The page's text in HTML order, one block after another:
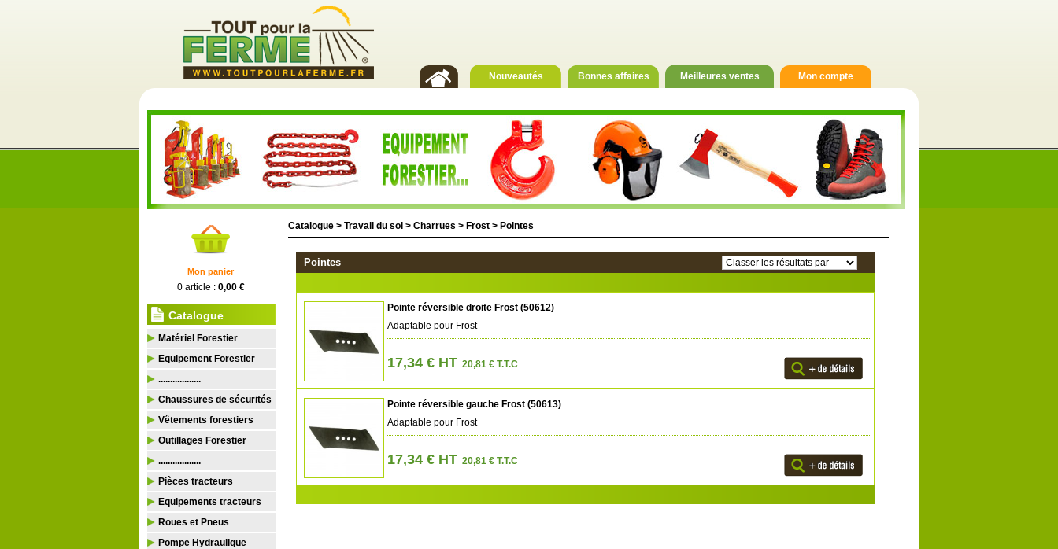
Nouveautés Bonnes affaires Meilleures ventes Mon compte
Mon panier
0 article : 0,00 €
Catalogue
Matériel Forestier
Equipement Forestier
..................
Chaussures de sécurités
Vêtements forestiers
Outillages Forestier
..................
Pièces tracteurs
Equipements tracteurs
Roues et Pneus
Pompe Hydraulique
Catalogue > Travail du sol > Charrues > Frost > Pointes
Pointes
Pointe réversible droite Frost (50612)
Adaptable pour Frost
17,34 € HT 20,81 € T.T.C
Pointe réversible gauche Frost (50613)
Adaptable pour Frost
17,34 € HT 20,81 € T.T.C